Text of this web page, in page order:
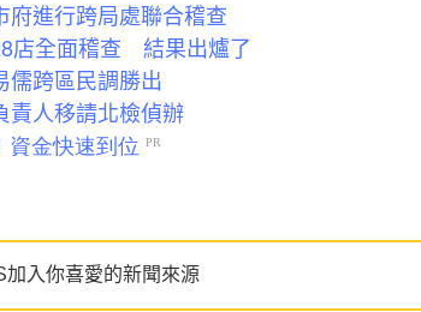
進行跨局處聯合稽查
店全面稽查 結果出爐了
跨區民調勝出
人移請北檢偵辦
加入你喜愛的新聞來源